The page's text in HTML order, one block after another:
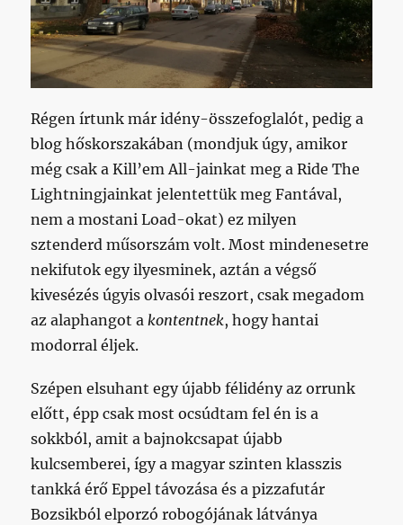
Régen írtunk már idény-összefoglalót, pedig a
blog hőskorszakában (mondjuk úgy, amikor
még csak a Kill’em All-jainkat meg a Ride The
Lightningjainkat jelentettük meg Fantával,
nem a mostani Load-okat) ez milyen
sztenderd műsorszám volt. Most mindenesetre
nekifutok egy ilyesminek, aztán a végső
kivesézés úgyis olvasói reszort, csak megadom
az alaphangot akontentnek, hogy hantai
modorral éljek.
Szépen elsuhant egy újabb félidény az orrunk
előtt, épp csak most ocsúdtam fel én is a
sokkból, amit a bajnokcsapat újabb
kulcsemberei, így a magyar szinten klasszis
tankká érő Eppel távozása és a pizzafutár
Bozsikból elporzó robogójának látványa